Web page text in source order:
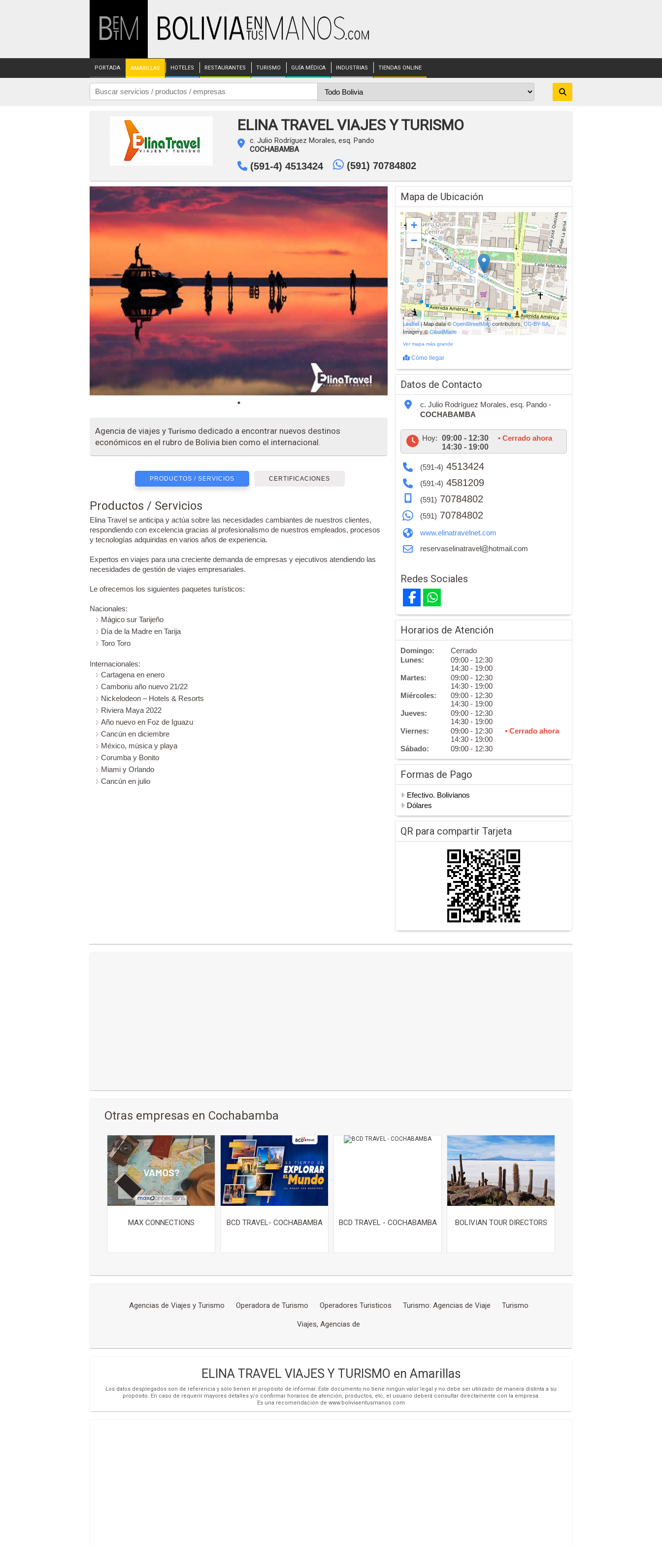
PORTADA AMARILLAS HOTELES RESTAURANTES TURISMO GUÍA MÉDICA INDUSTRIAS TIENDAS ONLINE
ELINA TRAVEL VIAJES Y TURISMO
c. Julio Rodríguez Morales, esq. Pando
COCHABAMBA
(591-4) 4513424 (591) 70784802
Agencia de viajes y Turismo dedicado a encontrar nuevos destinos
económicos en el rubro de Bolivia bien como el internacional.
PRODUCTOS / SERVICIOS CERTIFICACIONES
Productos / Servicios
Elina Travel se anticipa y actúa sobre las necesidades cambiantes de nuestros clientes,
respondiendo con excelencia gracias al profesionalismo de nuestros empleados, procesos
y tecnologías adquiridas en varios años de experiencia.
Expertos en viajes para una creciente demanda de empresas y ejecutivos atendiendo las
necesidades de gestión de viajes empresariales.
Le ofrecemos los siguientes paquetes turísticos:
Nacionales:
Mágico sur Tarijeño
Día de la Madre en Tarija
Toro Toro
Internacionales:
Cartagena en enero
Camboriu año nuevo 21/22
Nickelodeon – Hotels & Resorts
Riviera Maya 2022
Año nuevo en Foz de Iguazu
Cancún en diciembre
México, música y playa
Corumba y Bonito
Miami y Orlando
Cancún en julio
Mapa de Ubicación
+
−
200 m
500 ft
Leaflet| Map data ©OpenStreetMapcontributors,CC-BY-SA
Imagery ©CloudMade
Ver mapa más grande
Cómo llegar
Datos de Contacto
c. Julio Rodríguez Morales, esq. Pando -
COCHABAMBA
Hoy: 09:00 - 12:30
• Cerrado ahora
14:30 - 19:00
(591-4) 4513424
(591-4) 4581209
(591) 70784802
(591) 70784802
www.elinatravelnet.com
reservaselinatravel
hotmail.com
Redes Sociales
Horarios de Atención
Domingo:
Cerrado
Lunes:
09:00 - 12:30
14:30 - 19:00
Martes:
09:00 - 12:30
14:30 - 19:00
Miércoles:
09:00 - 12:30
14:30 - 19:00
Jueves:
09:00 - 12:30
14:30 - 19:00
Viernes:
09:00 - 12:30
• Cerrado ahora
14:30 - 19:00
Sábado:
09:00 - 12:30
Formas de Pago
Efectivo. Bolivianos
Dólares
QR para compartir Tarjeta
Otras empresas en Cochabamba
MAX CONNECTIONS BCD TRAVEL- COCHABAMBA BCD TRAVEL - COCHABAMBA BOLIVIAN TOUR DIRECTORS
Agencias de Viajes y Turismo Operadora de Turismo Operadores Turisticos Turismo: Agencias de Viaje Turismo
Viajes, Agencias de
ELINA TRAVEL VIAJES Y TURISMO en Amarillas
Los datos desplegados son de referencia y sólo tienen el propósito de informar. Este documento no tiene ningún valor legal y no debe ser utilizado de manera distinta a su
propósito. En caso de requerir mayores detalles y/o confirmar horarios de atención, productos, etc, el usuario deberá consultar directamente con la empresa.
Es una recomendación de www.boliviaentusmanos.com